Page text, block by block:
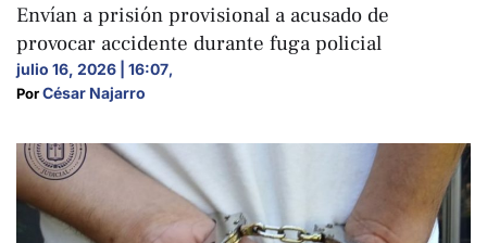
Envían a prisión provisional a acusado de
provocar accidente durante fuga policial
julio 16, 2026 | 16:07,
Por César Najarro